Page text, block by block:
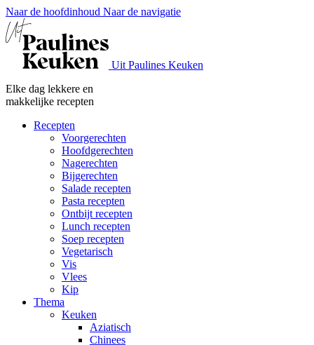
Naar de hoofdinhoud Naar de navigatie
Uit Paulines Keuken
Elke dag lekkere en
makkelijke recepten
Recepten
Voorgerechten
Hoofdgerechten
Nagerechten
Bijgerechten
Salade recepten
Pasta recepten
Ontbijt recepten
Lunch recepten
Soep recepten
Vegetarisch
Vis
Vlees
Kip
Thema
Keuken
Aziatisch
Chinees